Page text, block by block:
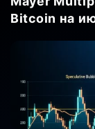
Bitcoin на